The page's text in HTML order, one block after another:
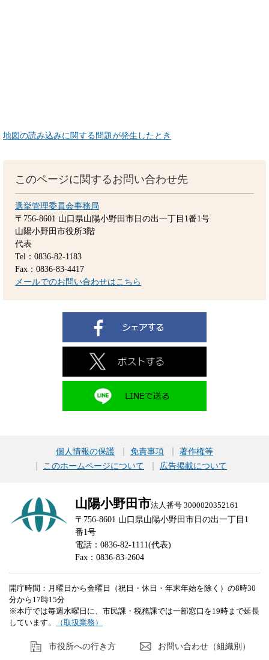
地図の読み込みに関する問題が発生したとき
このページに関するお問い合わせ先
選挙管理委員会事務局
〒756-8601 山口県山陽小野田市日の出一丁目1番1号
山陽小野田市役所3階
代表
Tel：0836-82-1183
Fax：0836-83-4417
メールでのお問い合わせはこちら
個人情報の保護 免責事項
著作権等
このホームページについて
広告掲載について
山陽小野田市法人番号 3000020352161
〒756-8601 山口県山陽小野田市日の出一丁目1
番1号
電話：0836-82-1111(代表)
Fax：0836-83-2604
開庁時間：月曜日から金曜日（祝日・休日・年末年始を除く）の8時30
分から17時15分
※本庁では毎週水曜日に、市民課・税務課では一部窓口を19時まで延長
しています。
（取扱業務）
市役所への行き方 お問い合わせ（組織別）